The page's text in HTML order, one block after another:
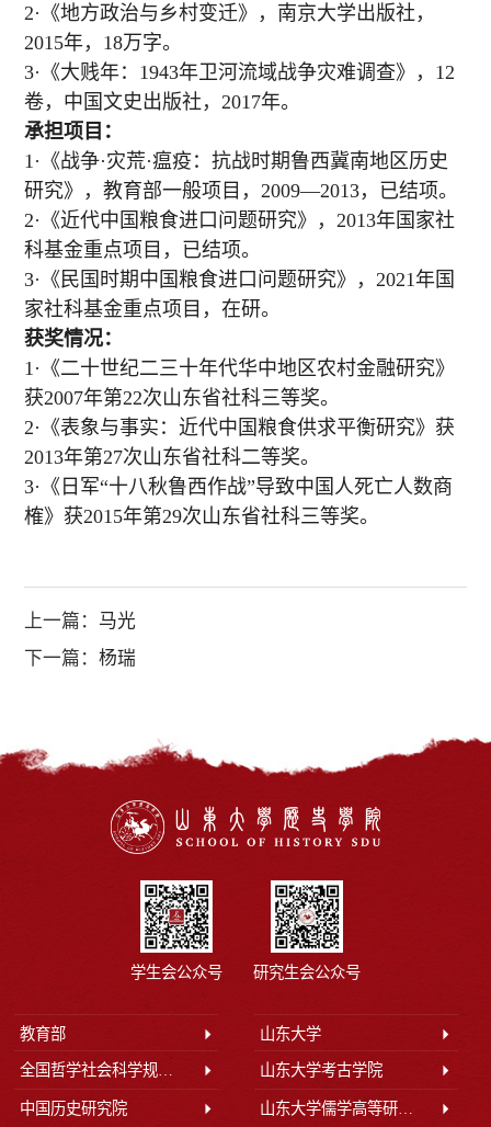
2·《地方政治与乡村变迁》，南京大学出版社，
2015年，18万字。
3·《大贱年：1943年卫河流域战争灾难调查》，12
卷，中国文史出版社，2017年。
承担项目：
1·《战争·灾荒·瘟疫：抗战时期鲁西冀南地区历史
研究》，教育部一般项目，2009—2013，已结项。
2·《近代中国粮食进口问题研究》，2013年国家社
科基金重点项目，已结项。
3·《民国时期中国粮食进口问题研究》，2021年国
家社科基金重点项目，在研。
获奖情况：
1·《二十世纪二三十年代华中地区农村金融研究》
获2007年第22次山东省社科三等奖。
2·《表象与事实：近代中国粮食供求平衡研究》获
2013年第27次山东省社科二等奖。
3·《日军“十八秋鲁西作战”导致中国人死亡人数商
榷》获2015年第29次山东省社科三等奖。
上一篇： 马光
下一篇：杨瑞
学生会公众号 研究生会公众号
教育部 山东大学
全国哲学社会科学规划办公室 山东大学考古学院
中国历史研究院 山东大学儒学高等研究院